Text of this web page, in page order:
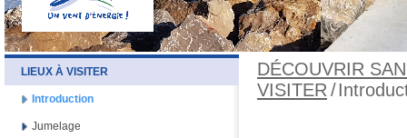
DÉCOUVRIR
VISITER /
LIEUX À VISITER
Introduction
Jumelage